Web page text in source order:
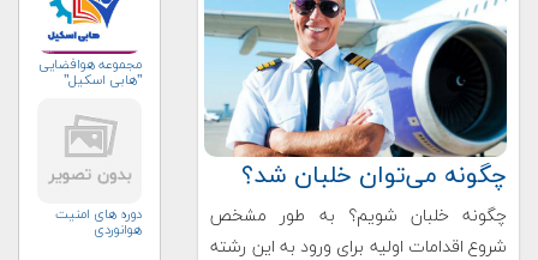
چگونه می‌توان خلبان شد؟
چگونه خلبان شویم؟ به طور مشخص
شروع اقدامات اولیه برای ورود به این رشته
مجموعه هوافضایی
"هابی اسکیل"
دوره های امنیت
هوانوردی